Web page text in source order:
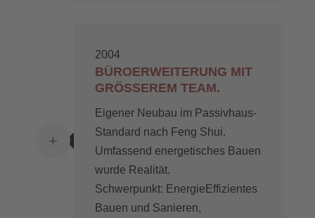
L
2004
BÜROERWEITERUNG MIT
GRÖSSEREM TEAM.
Eigener Neubau im Passivhaus-
Standard nach Feng Shui.
Umfassend energetisches Bauen
wurde Realität.
Schwerpunkt: EnergieEffizientes
Bauen und Sanieren,